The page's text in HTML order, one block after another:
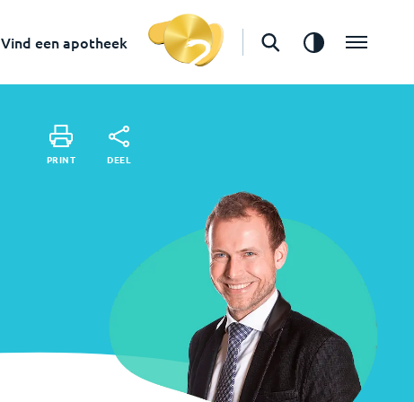
Vind een apotheek
Oud-Beijerland
Vind een apotheek
PRINT DEEL